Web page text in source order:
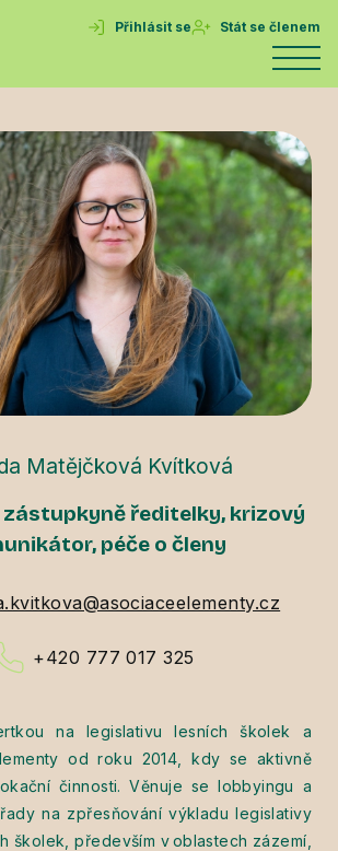
Přihlásit se Stát se členem
Matějčková Kvítková
ředitelky, krizový
péče o členy
+420 777 017 325
na legislativu lesních školek a
od roku 2014, kdy se aktivně
činnosti. Věnuje se lobbyingu a
na zpřesňování výkladu legislativy
školek, především v oblastech zázemí,